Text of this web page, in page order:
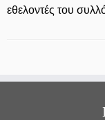
εθελοντές του